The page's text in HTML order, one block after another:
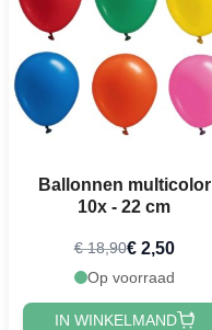
Ballonnen multicolor
10x - 22 cm
€ 18,90€ 2,50
Op voorraad
IN WINKELMAND